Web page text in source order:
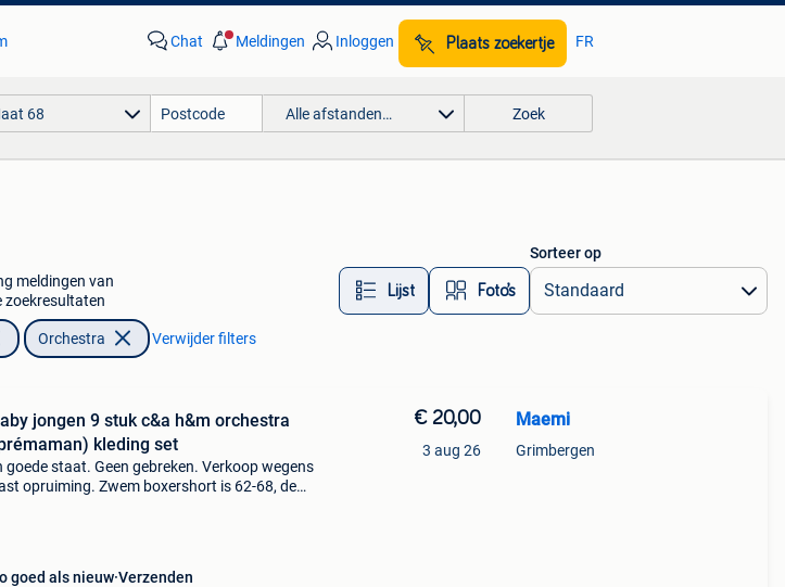
Chat Meldingen Inloggen Plaats zoekertje FR
68 Alle afstanden… Zoek
meldingen van
zoekresultaten
Lijst Foto’s
Sorteer op
Orchestra Verwijder filters
jongen 9 stuk c&a h&m orchestra
kleding set
goede staat. Geen gebreken. Verkoop wegens
opruiming. Zwem boxershort is 62-68, de
goed als nieuw Verzenden
€ 20,00
3 aug 26
Maemi
Grimbergen